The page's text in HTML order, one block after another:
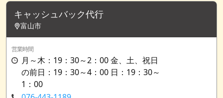
キャッシュバック代行
富山市
営業時間
月～木：19：30～2：00 金、土、祝日
の前日：19：30～4：00 日：19：30～
1：00